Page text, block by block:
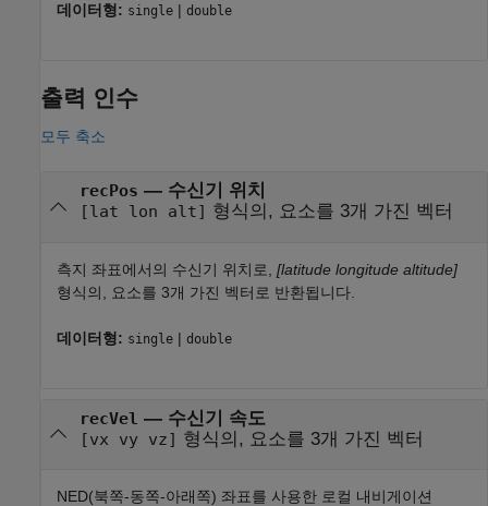
데이터형: single | double
출력 인수
모두 축소
recPos — 수신기 위치
[lat lon alt] 형식의, 요소를 3개 가진 벡터
측지 좌표에서의 수신기 위치로, [latitude longitude altitude]
형식의, 요소를 3개 가진 벡터로 반환됩니다.
데이터형: single | double
recVel — 수신기 속도
[vx vy vz] 형식의, 요소를 3개 가진 벡터
NED(북쪽-동쪽-아래쪽) 좌표를 사용한 로컬 내비게이션